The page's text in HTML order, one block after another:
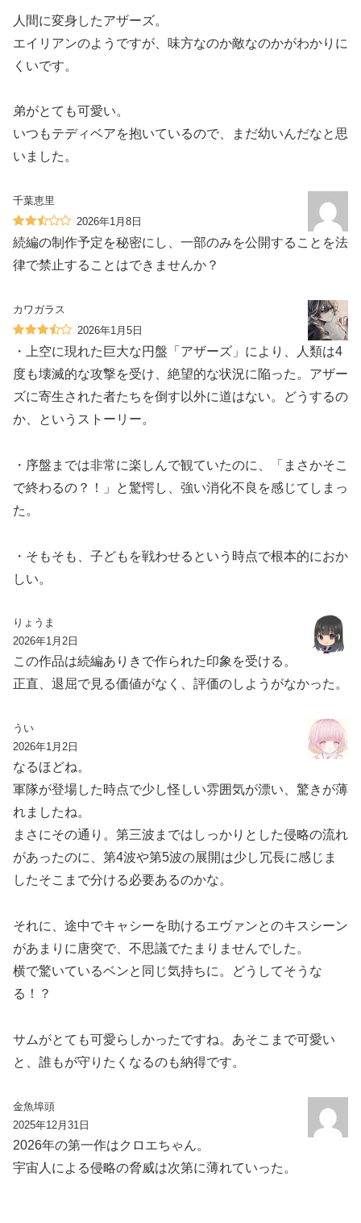
人間に変身したアザーズ。
エイリアンのようですが、味方なのか敵なのかがわかりに
くいです。
弟がとても可愛い。
いつもテディベアを抱いているので、まだ幼いんだなと思
いました。
千葉恵里
2026年1月8日
続編の制作予定を秘密にし、一部のみを公開することを法
律で禁止することはできませんか？
カワガラス
2026年1月5日
・上空に現れた巨大な円盤「アザーズ」により、人類は4
度も壊滅的な攻撃を受け、絶望的な状況に陥った。アザー
ズに寄生された者たちを倒す以外に道はない。どうするの
か、というストーリー。
・序盤までは非常に楽しんで観ていたのに、「まさかそこ
で終わるの？！」と驚愕し、強い消化不良を感じてしまっ
た。
・そもそも、子どもを戦わせるという時点で根本的におか
しい。
りょうま
2026年1月2日
この作品は続編ありきで作られた印象を受ける。
正直、退屈で見る価値がなく、評価のしようがなかった。
うい
2026年1月2日
なるほどね。
軍隊が登場した時点で少し怪しい雰囲気が漂い、驚きが薄
れましたね。
まさにその通り。第三波まではしっかりとした侵略の流れ
があったのに、第4波や第5波の展開は少し冗長に感じま
したそこまで分ける必要あるのかな。
それに、途中でキャシーを助けるエヴァンとのキスシーン
があまりに唐突で、不思議でたまりませんでした。
横で驚いているベンと同じ気持ちに。どうしてそうな
る！？
サムがとても可愛らしかったですね。あそこまで可愛い
と、誰もが守りたくなるのも納得です。
金魚埠頭
2025年12月31日
2026年の第一作はクロエちゃん。
宇宙人による侵略の脅威は次第に薄れていった。